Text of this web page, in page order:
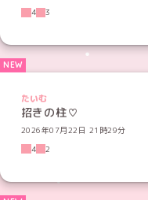
4
3
たいむ
招きの柱♡
2026年07月22日 21時29分
4
2